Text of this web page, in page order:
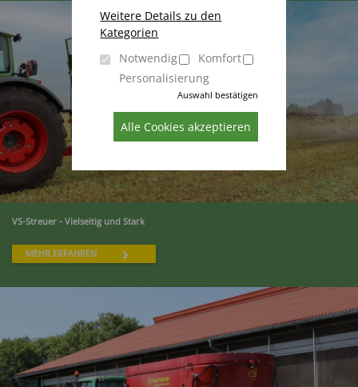
Weitere Details zu den
Kategorien
Notwendig
Komfort
Personalisierung
Auswahl bestätigen
Alle Cookies akzeptieren
VS-Streuer - Vielseitig und Stark
MEHR ERFAHREN